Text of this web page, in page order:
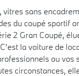
vitres sans
du coupé sportif
2 Gran Coupé,
la voiture de
ou vos
circonstances,